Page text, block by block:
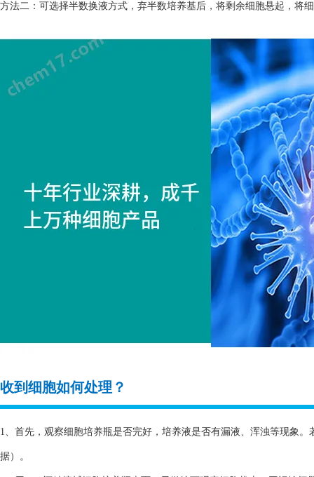
方法二：可选择半数换液方式，弃半数培养基后，将剩余细胞悬起，将
收到细胞如何处理？
1、首先，观察细胞培养瓶是否完好，培养液是否有漏液、浑浊等现象
据）。